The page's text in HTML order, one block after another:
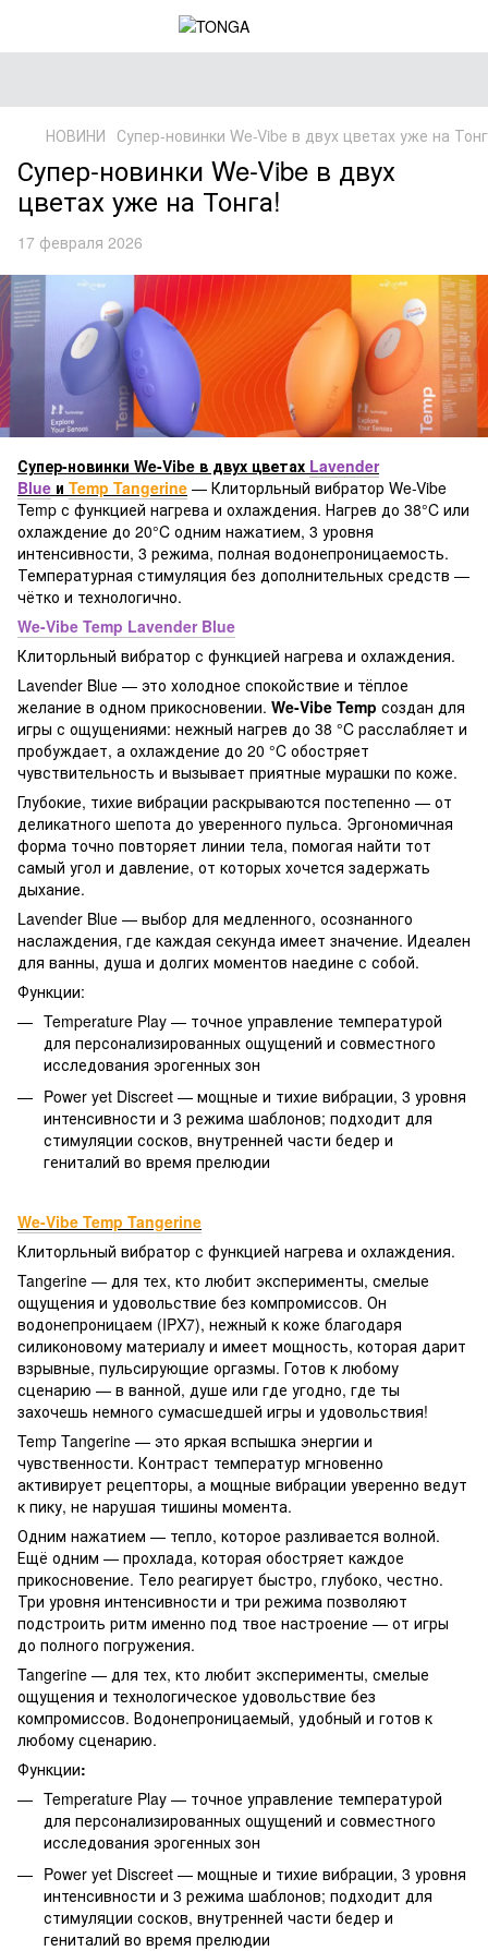
НОВИНИ Супер-новинки We-Vibe в двух цветах уже на
Супер-новинки We-Vibe в двух
цветах уже на Тонга!
17 февраля 2026
Супер-новинки We-Vibe в двух цветах Lavender
Blue и Temp Tangerine — Клиторльный вибратор We-Vibe
Temp с функцией нагрева и охлаждения. Нагрев до 38°C или
охлаждение до 20°C одним нажатием, 3 уровня
интенсивности, 3 режима, полная водонепроницаемость.
Температурная стимуляция без дополнительных средств —
чётко и технологично.
We-Vibe Temp Lavender Blue
Клиторльный вибратор с функцией нагрева и охлаждения.
Lavender Blue — это холодное спокойствие и тёплое
желание в одном прикосновении. We-Vibe Temp создан для
игры с ощущениями: нежный нагрев до 38 °C расслабляет и
пробуждает, а охлаждение до 20 °C обостряет
чувствительность и вызывает приятные мурашки по коже.
Глубокие, тихие вибрации раскрываются постепенно — от
деликатного шепота до уверенного пульса. Эргономичная
форма точно повторяет линии тела, помогая найти тот
самый угол и давление, от которых хочется задержать
дыхание.
Lavender Blue — выбор для медленного, осознанного
наслаждения, где каждая секунда имеет значение. Идеален
для ванны, душа и долгих моментов наедине с собой.
Функции:
Temperature Play — точное управление температурой
для персонализированных ощущений и совместного
исследования эрогенных зон
Power yet Discreet — мощные и тихие вибрации, 3 уровня
интенсивности и 3 режима шаблонов; подходит для
стимуляции сосков, внутренней части бедер и
гениталий во время прелюдии
We-Vibe Temp Tangerine
Клиторльный вибратор с функцией нагрева и охлаждения.
Tangerine — для тех, кто любит эксперименты, смелые
ощущения и удовольствие без компромиссов. Он
водонепроницаем (IPX7), нежный к коже благодаря
силиконовому материалу и имеет мощность, которая дарит
взрывные, пульсирующие оргазмы. Готов к любому
сценарию — в ванной, душе или где угодно, где ты
захочешь немного сумасшедшей игры и удовольствия!
Temp Tangerine — это яркая вспышка энергии и
чувственности. Контраст температур мгновенно
активирует рецепторы, а мощные вибрации уверенно ведут
к пику, не нарушая тишины момента.
Одним нажатием — тепло, которое разливается волной.
Ещё одним — прохлада, которая обостряет каждое
прикосновение. Тело реагирует быстро, глубоко, честно.
Три уровня интенсивности и три режима позволяют
подстроить ритм именно под твое настроение — от игры
до полного погружения.
Tangerine — для тех, кто любит эксперименты, смелые
ощущения и технологическое удовольствие без
компромиссов. Водонепроницаемый, удобный и готов к
любому сценарию.
Функции:
Temperature Play — точное управление температурой
для персонализированных ощущений и совместного
исследования эрогенных зон
Power yet Discreet — мощные и тихие вибрации, 3 уровня
интенсивности и 3 режима шаблонов; подходит для
стимуляции сосков, внутренней части бедер и
гениталий во время прелюдии